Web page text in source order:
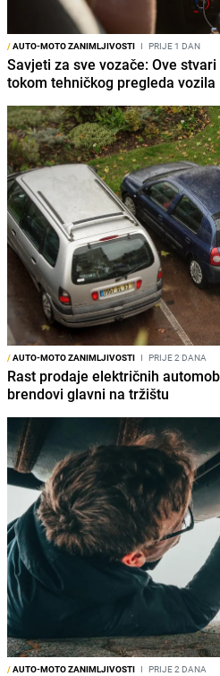
/AUTO-MOTO ZANIMLJIVOSTI I PRIJE 1 DAN
Savjeti za sve vozače: Ove
tokom tehničkog pregleda vozila
/AUTO-MOTO ZANIMLJIVOSTI I PRIJE 2 DANA
Rast prodaje električnih
brendovi glavni na tržištu
/AUTO-MOTO ZANIMLJIVOSTI I PRIJE 2 DANA